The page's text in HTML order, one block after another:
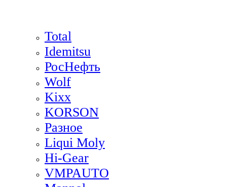
Total
Idemitsu
РосНефть
Wolf
Kixx
KORSON
Разное
Liqui Moly
Hi-Gear
VMPAUTO